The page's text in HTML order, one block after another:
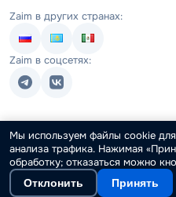
Zaim в других странах:
Zaim в соцсетях:
Мы используем файлы cookie
анализа трафика. Нажимая
обработку; отказаться можно
Отклонить Принять